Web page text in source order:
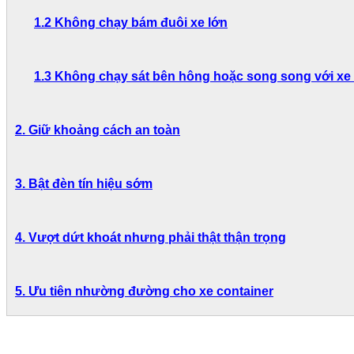
1.2 Không chạy bám đuôi xe lớn
1.3 Không chạy sát bên hông hoặc song song với
2. Giữ khoảng cách an toàn
3. Bật đèn tín hiệu sớm
4. Vượt dứt khoát nhưng phải thật thận trọng
5. Ưu tiên nhường đường cho xe container